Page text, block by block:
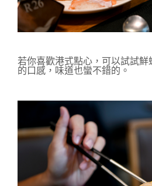
若你喜歡港式點心，可以試試
的口感，味道也蠻不錯的。